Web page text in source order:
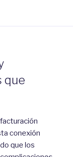
que
conexión
que los